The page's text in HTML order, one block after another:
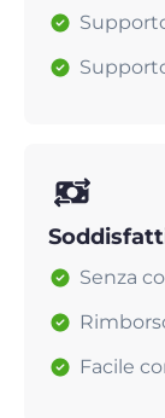
Senza
Facile